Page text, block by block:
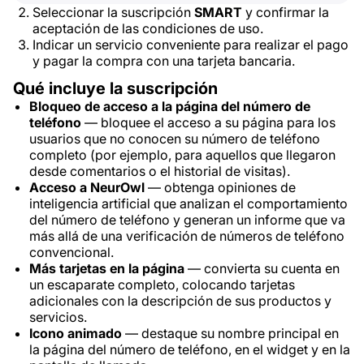
Seleccionar la suscripción SMART y confirmar la
aceptación de las condiciones de uso.
Indicar un servicio conveniente para realizar el pago
y pagar la compra con una tarjeta bancaria.
Qué incluye la suscripción
Bloqueo de acceso a la página del número de
teléfono — bloquee el acceso a su página para los
usuarios que no conocen su número de teléfono
completo (por ejemplo, para aquellos que llegaron
desde comentarios o el historial de visitas).
Acceso a NeurOwl — obtenga opiniones de
inteligencia artificial que analizan el comportamiento
del número de teléfono y generan un informe que va
más allá de una verificación de números de teléfono
convencional.
Más tarjetas en la página — convierta su cuenta en
un escaparate completo, colocando tarjetas
adicionales con la descripción de sus productos y
servicios.
Icono animado — destaque su nombre principal en
la página del número de teléfono, en el widget y en la